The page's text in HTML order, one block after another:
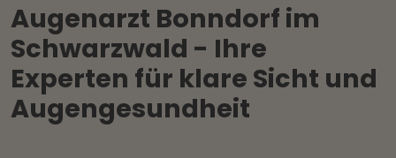
Augenarzt Bonndorf im
Schwarzwald - Ihre
Experten für klare Sicht und
Augengesundheit